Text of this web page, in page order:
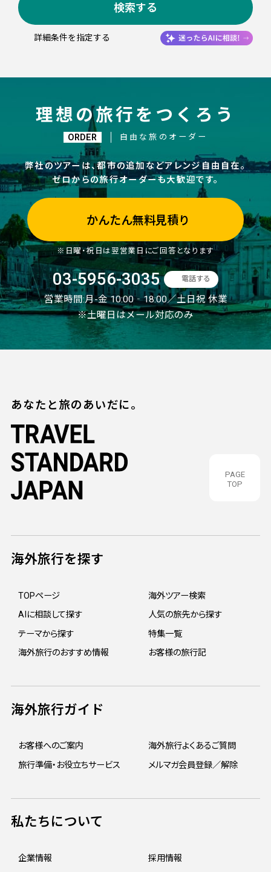
検索する
詳細条件を指定する
理想の旅行をつくろう
ORDER 自由な旅のオーダー
弊社のツアーは、都市の追加などアレンジ自由自在。
ゼロからの旅行オーダーも大歓迎です。
かんたん無料見積り
※日曜・祝日は翌営業日にご回答となります
03-5956-3035 電話する
営業時間:月-金 10:00‐18:00／土日祝 休業
※土曜日はメール対応のみ
PAGE
TOP
あなたと旅のあいだに。
海外旅行を探す
TOPページ
海外ツアー検索
AIに相談して探す
人気の旅先から探す
テーマから探す
特集一覧
海外旅行のおすすめ情報
お客様の旅行記
海外旅行ガイド
お客様へのご案内
海外旅行よくあるご質問
旅行準備・お役立ちサービス
メルマガ会員登録／解除
私たちについて
企業情報 採用情報